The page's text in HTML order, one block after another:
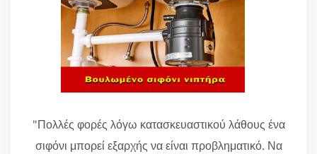
"Πολλές φορές λόγω κατασκευαστικού λάθους ένα
σιφόνι μπορεί εξαρχής να είναι προβληματικό. Να